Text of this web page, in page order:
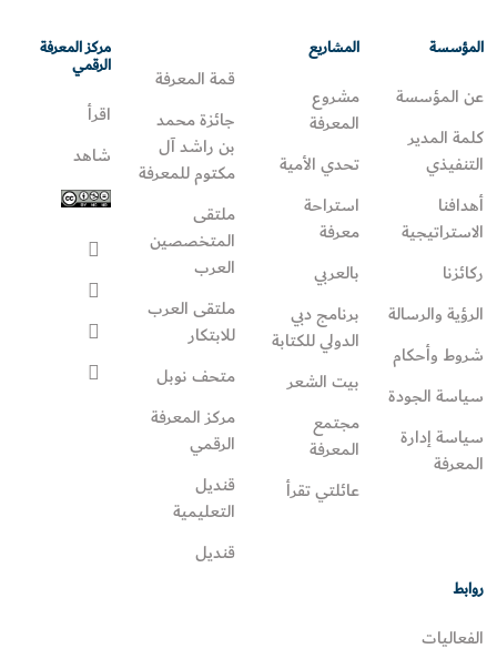
المؤسسة
عن المؤسسة
كلمة المدير
التنفيذي
أهدافنا
الاستراتيجية
ركائزنا
الرؤية والرسالة
شروط وأحكام
سياسة الجودة
سياسة إدارة
المعرفة
المشاريع
مشروع
المعرفة
تحدي الأمية
استراحة
معرفة
بالعربي
برنامج دبي
الدولي للكتابة
بيت الشعر
مجتمع
المعرفة
عائلتي تقرأ‎
قمة المعرفة
جائزة محمد
بن راشد آل
مكتوم للمعرفة
ملتقى
المتخصصين
العرب
ملتقى العرب
للابتكار
متحف نوبل
مركز المعرفة
الرقمي
قنديل
التعليمية
قنديل
مركز المعرفة
الرقمي
اقرأ
شاهد
روابط
الفعاليات